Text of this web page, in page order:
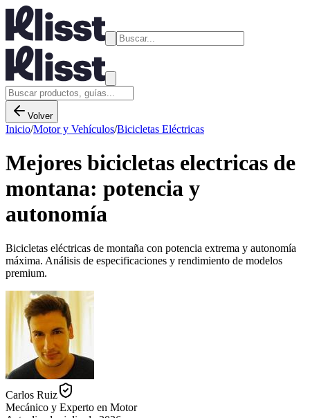
Volver
Inicio/Motor y Vehículos/Bicicletas Eléctricas
Mejores bicicletas electricas de
montana: potencia y
autonomía
Bicicletas eléctricas de montaña con potencia extrema y autonomía
máxima. Análisis de especificaciones y rendimiento de modelos
premium.
Carlos Ruiz
Mecánico y Experto en Motor